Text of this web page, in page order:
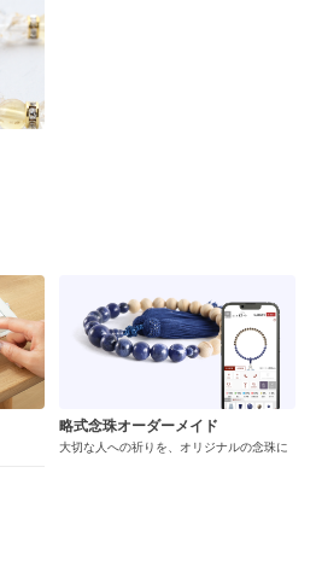
略式念珠オーダーメイド
大切な人への祈りを、オリジナルの念珠に